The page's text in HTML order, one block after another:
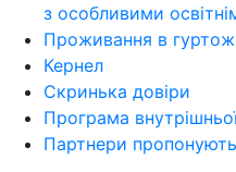
з особливими
Проживання в
Кернел
Скринька довіри
Програма
Партнери